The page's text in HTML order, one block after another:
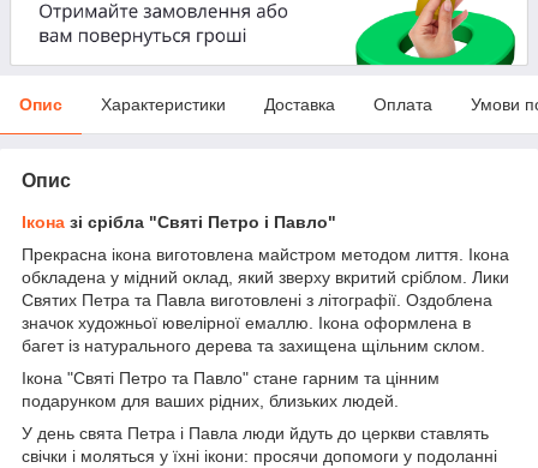
Опис Характеристики Доставка Оплата Умови
Опис
Ікона зі срібла "Святі Петро і Павло"
Прекрасна ікона виготовлена майстром методом лиття. Ікона
обкладена у мідний оклад, який зверху вкритий сріблом. Лики
Святих Петра та Павла виготовлені з літографії. Оздоблена
значок художньої ювелірної емаллю. Ікона оформлена в
багет із натурального дерева та захищена щільним склом.
Ікона "Святі Петро та Павло" стане гарним та цінним
подарунком для ваших рідних, близьких людей.
У день свята Петра і Павла люди йдуть до церкви ставлять
свічки і моляться у їхні ікони: просячи допомоги у подоланні